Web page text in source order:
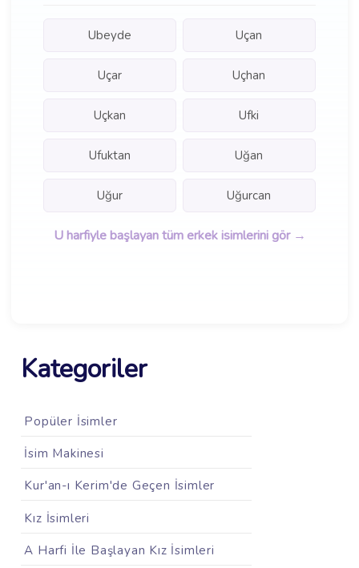
Ubeyde Uçan
Uçar Uçhan
Uçkan Ufki
Ufuktan Uğan
Uğur Uğurcan
U harfiyle başlayan tüm erkek isimlerini gör →
Kategoriler
Popüler İsimler
İsim Makinesi
Kur'an-ı Kerim'de Geçen İsimler
Kız İsimleri
A Harfi İle Başlayan Kız İsimleri